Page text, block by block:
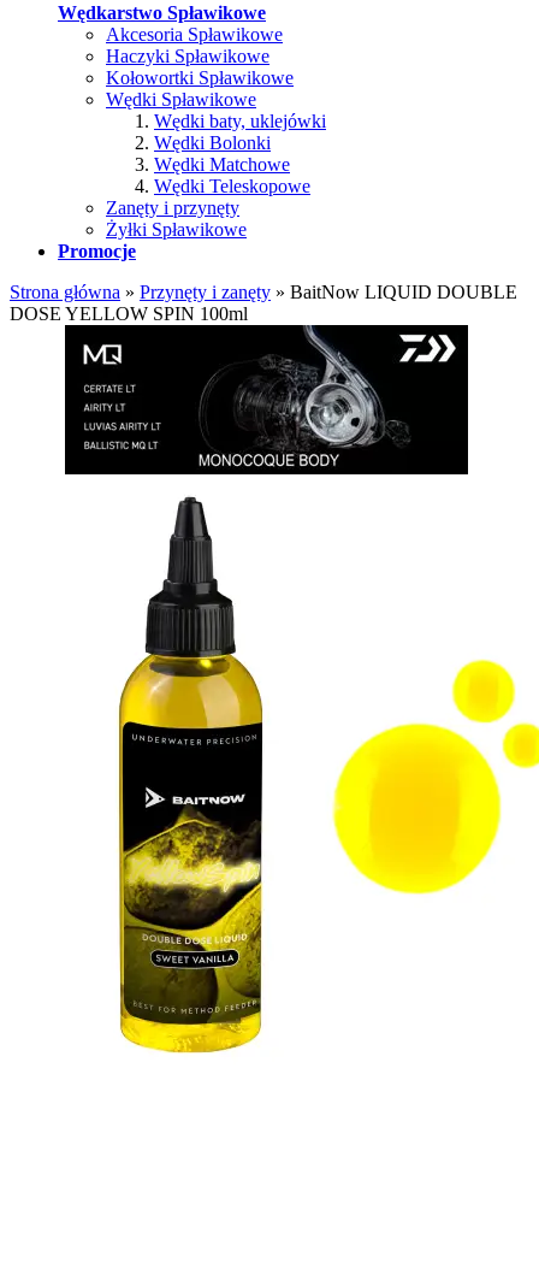
Wędkarstwo Spławikowe
Akcesoria Spławikowe
Haczyki Spławikowe
Kołowortki Spławikowe
Wędki Spławikowe
Wędki baty, uklejówki
Wędki Bolonki
Wędki Matchowe
Wędki Teleskopowe
Zanęty i przynęty
Żyłki Spławikowe
Promocje
Strona główna » Przynęty i zanęty » BaitNow LIQUID DOUBLE
DOSE YELLOW SPIN 100ml